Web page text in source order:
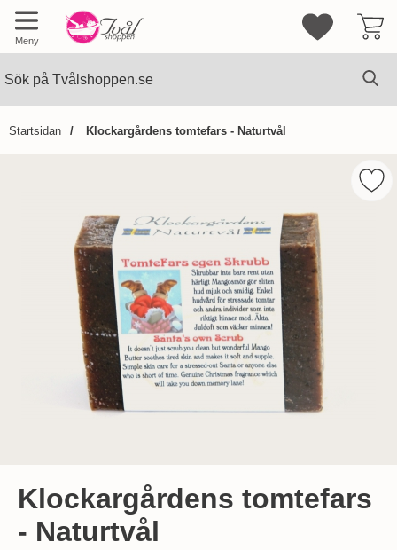
Meny
Mina
Startsidan Klockargårdens tomtefars - Naturtvål
Klockargårdens tomtefars
- Naturtvål